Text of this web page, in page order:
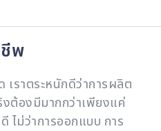
พ
เราตระหนักดีว่าการผลิต
งต้องมีมากกว่าเพียงแค่
ไม่ว่าการออกแบบ การ